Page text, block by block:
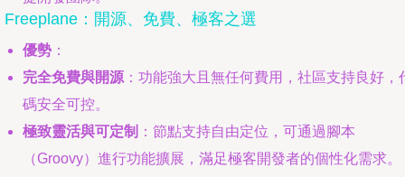
Freeplane：開源、免費、極客之選
優勢 ：
完全免費與開源 ：功能強大且無任何費用，社區支持良好，
碼安全可控。
極致靈活與可定制 ：節點支持自由定位，可通過腳本
（Groovy）進行功能擴展，滿足極客開發者的個性化需求。